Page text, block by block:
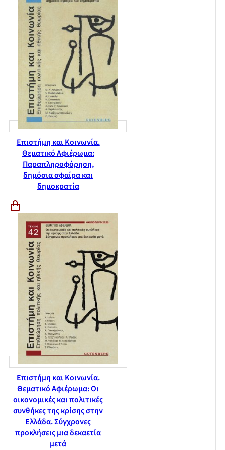
Επιστήμη και Κοινωνία.
Θεματικό Αφιέρωμα:
Παραπληροφόρηση,
δημόσια σφαίρα και
δημοκρατία
Επιστήμη και Κοινωνία.
Θεματικό Αφιέρωμα: Οι
οικονομικές και πολιτικές
συνθήκες της κρίσης στην
Ελλάδα. Σύγχρονες
προκλήσεις μια δεκαετία
μετά